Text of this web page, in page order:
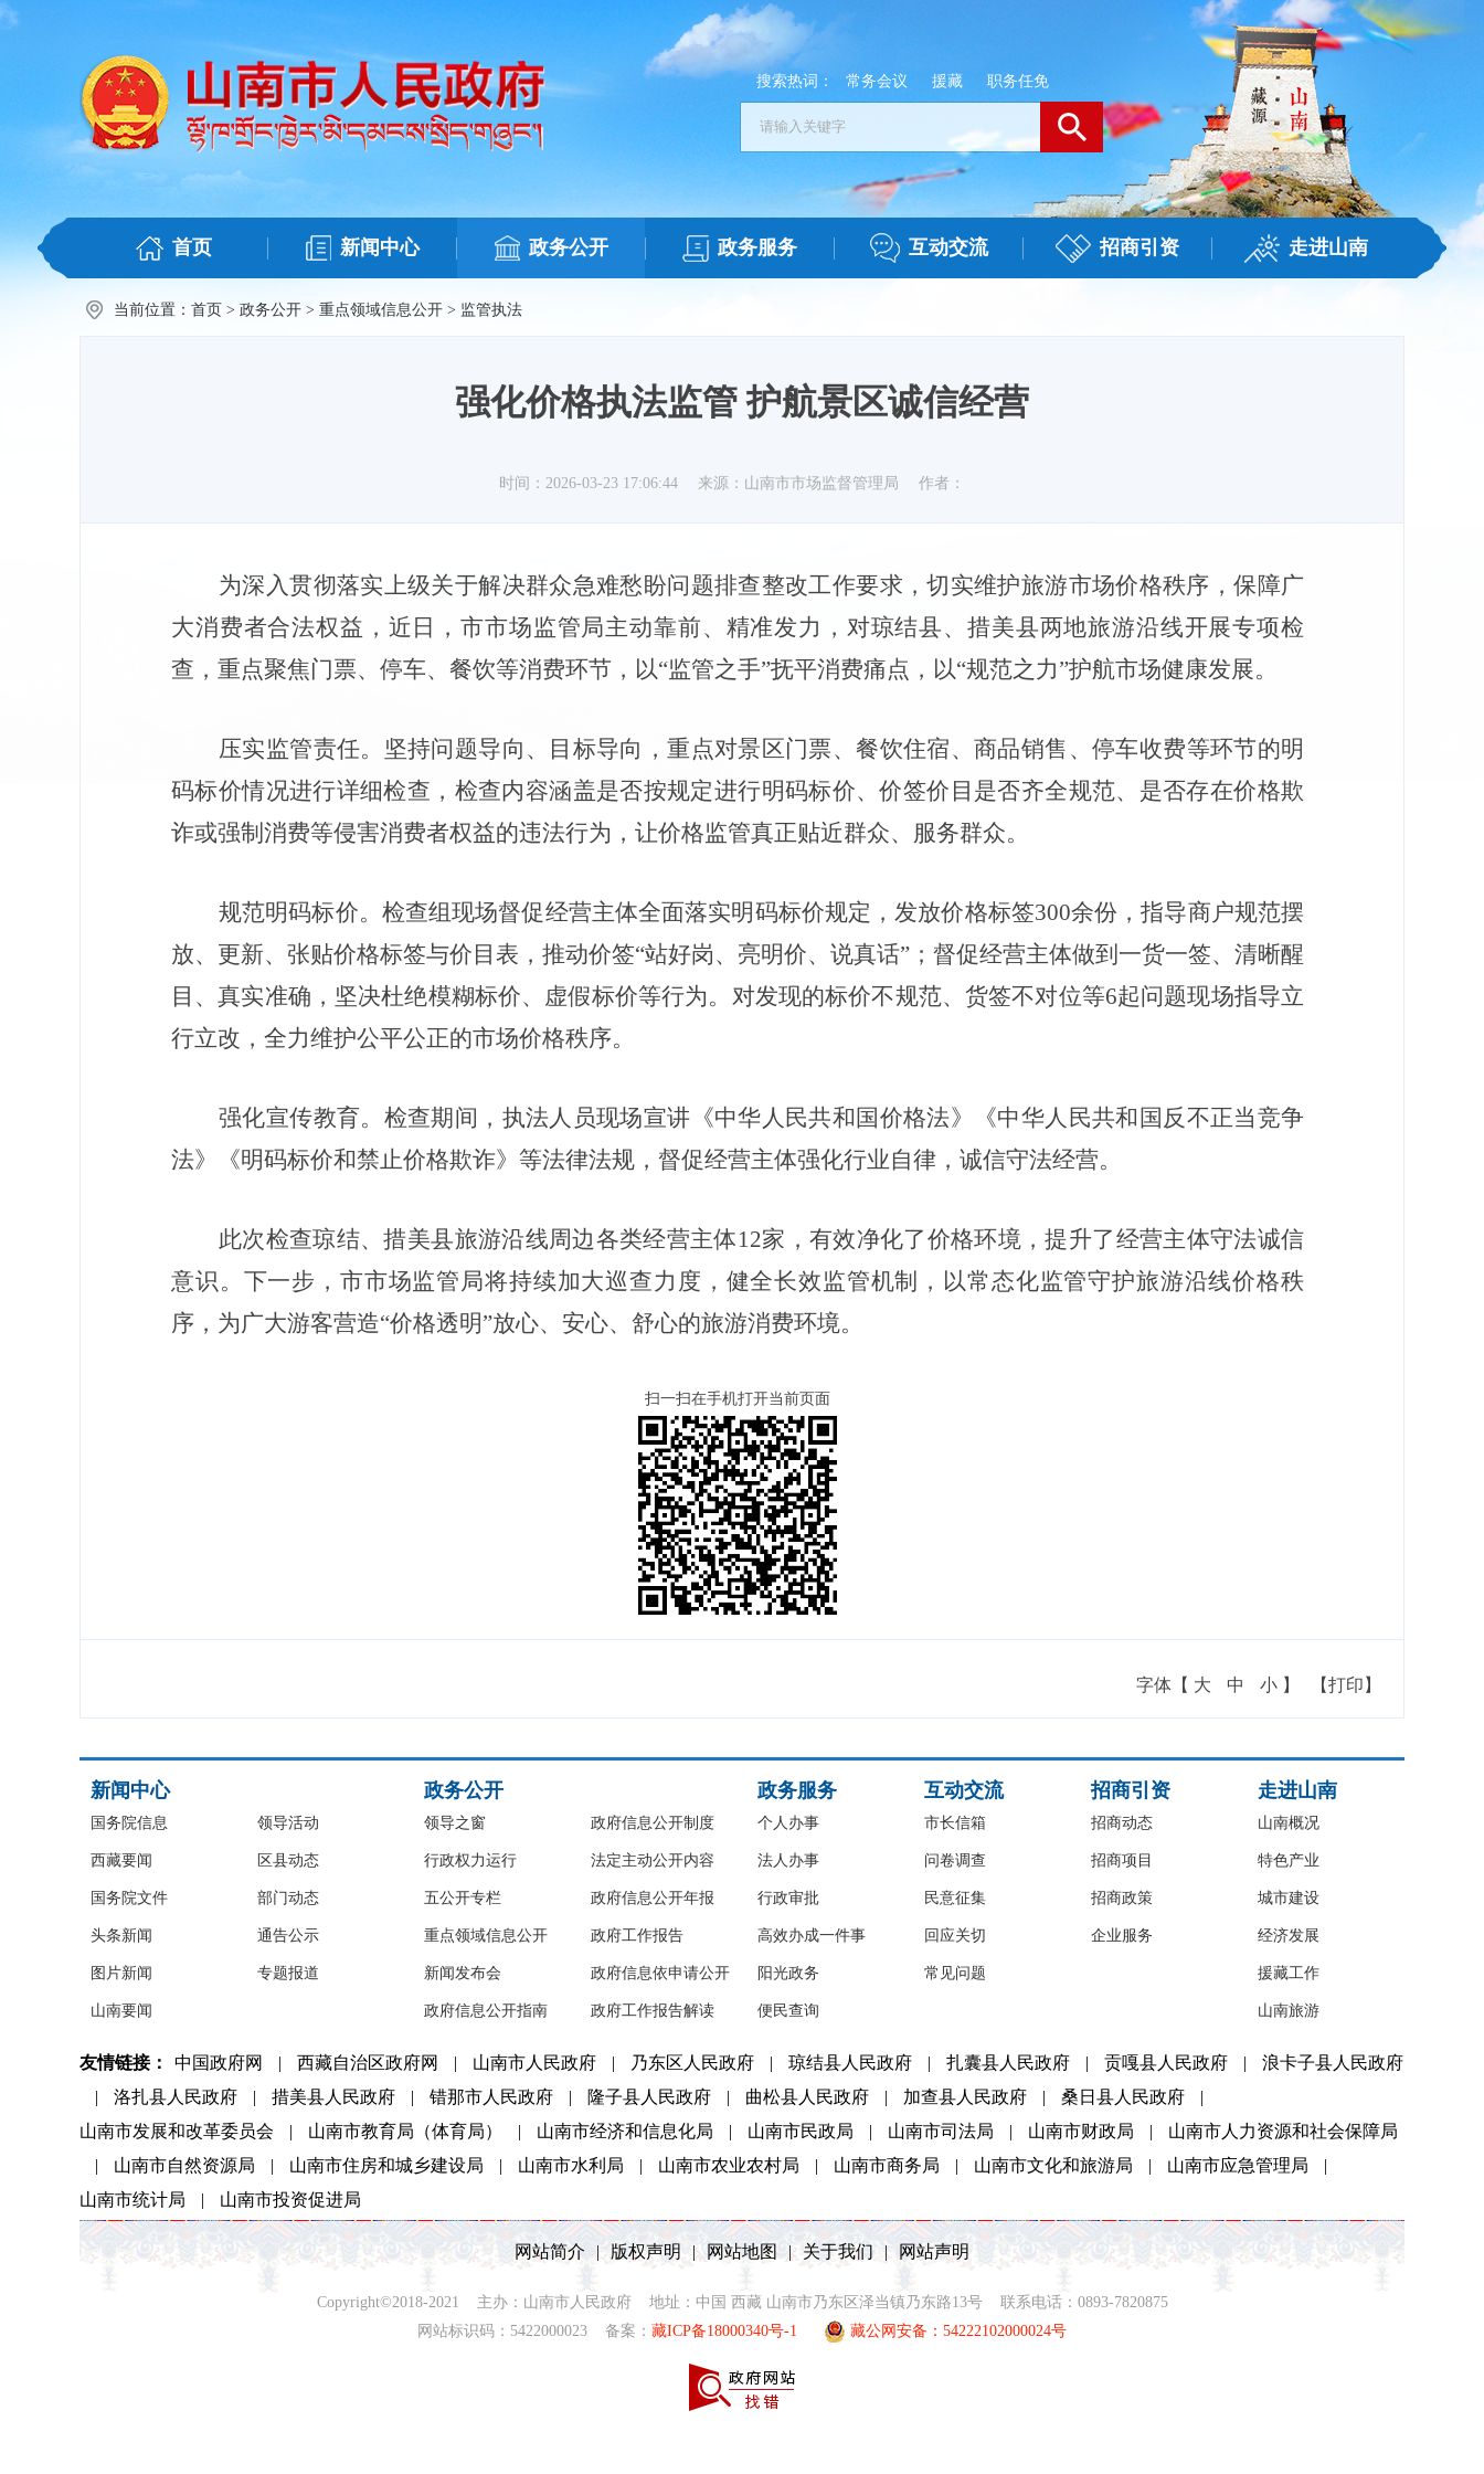
搜索热词： 常务会议 援藏 职务任免
首页 新闻中心 政务公开 政务服务 互动交流 招商引资 走进山南
当前位置： 首页 > 政务公开 > 重点领域信息公开 > 监管执法
强化价格执法监管 护航景区诚信经营
时间：2026-03-23 17:06:44 来源：山南市市场监督管理局 作者：
为深入贯彻落实上级关于解决群众急难愁盼问题排查整改工作要求，切实维护旅游市场价格秩序，保障广
大消费者合法权益，近日，市市场监管局主动靠前、精准发力，对琼结县、措美县两地旅游沿线开展专项检
查，重点聚焦门票、停车、餐饮等消费环节，以“监管之手”抚平消费痛点，以“规范之力”护航市场健康发展。
压实监管责任。 坚持问题导向、目标导向，重点对景区门票、餐饮住宿、商品销售、停车收费等环节的明
码标价情况进行详细检查，检查内容涵盖是否按规定进行明码标价、价签价目是否齐全规范、是否存在价格欺
诈或强制消费等侵害消费者权益的违法行为，让价格监管真正贴近群众、服务群众。
规范明码标价。 检查组现场督促经营主体全面落实明码标价规定，发放价格标签300余份，指导商户规范摆
放、更新、张贴价格标签与价目表，推动价签“站好岗、亮明价、说真话”；督促经营主体做到一货一签、清晰醒
目、真实准确，坚决杜绝模糊标价、虚假标价等行为。对发现的标价不规范、货签不对位等6起问题现场指导立
行立改，全力维护公平公正的市场价格秩序。
强化宣传教育。 检查期间，执法人员现场宣讲《中华人民共和国价格法》《中华人民共和国反不正当竞争
法》《明码标价和禁止价格欺诈》等法律法规，督促经营主体强化行业自律，诚信守法经营。
此次检查琼结、措美县旅游沿线周边各类经营主体12家，有效净化了价格环境，提升了经营主体守法诚信
意识。下一步，市市场监管局将持续加大巡查力度，健全长效监管机制，以常态化监管守护旅游沿线价格秩
序，为广大游客营造“价格透明”放心、安心、舒心的旅游消费环境。
扫一扫在手机打开当前页面
字体【 大 中 小 】 【打印】
新闻中心
国务院信息
西藏要闻
国务院文件
头条新闻
图片新闻
山南要闻
领导活动
区县动态
部门动态
通告公示
专题报道
政务公开
领导之窗
行政权力运行
五公开专栏
重点领域信息公开
新闻发布会
政府信息公开指南
政府信息公开制度
法定主动公开内容
政府信息公开年报
政府工作报告
政府信息依申请公开
政府工作报告解读
政务服务
个人办事
法人办事
行政审批
高效办成一件事
阳光政务
便民查询
互动交流
市长信箱
问卷调查
民意征集
回应关切
常见问题
招商引资
招商动态
招商项目
招商政策
企业服务
走进山南
山南概况
特色产业
城市建设
经济发展
援藏工作
山南旅游
友情链接： 中国政府网 | 西藏自治区政府网 | 山南市人民政府 | 乃东区人民政府 | 琼结县人民政府 | 扎囊县人民政府 | 贡嘎县人民政府 |
浪卡子县人民政府
|
洛扎县人民政府 | 措美县人民政府 | 错那市人民政府 | 隆子县人民政府 | 曲松县人民政府 | 加查县人民政府 | 桑日县人民政府
|
山南市发展和改革委员会
| 山南市教育局（体育局） | 山南市经济和信息化局 | 山南市民政局 | 山南市司法局 | 山南市财政局 |
山南市人力资源和社会保障局
|
山南市自然资源局 | 山南市住房和城乡建设局 | 山南市水利局 | 山南市农业农村局 | 山南市商务局 | 山南市文化和旅游局 | 山南市应急管理局
|
山南市统计局
| 山南市投资促进局
网站简介 | 版权声明 | 网站地图 | 关于我们 | 网站声明
Copyright©2018-2021 主办：山南市人民政府 地址：中国 西藏 山南市乃东区泽当镇乃东路13号 联系电话：0893-7820875
网站标识码：5422000023 备案： 藏ICP备18000340号-1 藏公网安备：54222102000024号